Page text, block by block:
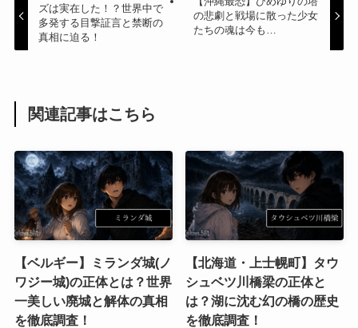
ズは実在した！？世界中で
多発する目撃証言と禁断の
真相に迫る！
の悲劇と戦場に散った少女
たちの魂は今も…
関連記事はこちら
【ベルギー】ミランダ城(ノ
ワジー城)の正体とは？世界
一美しい廃城と解体の真相
を徹底調査！
【北海道・上士幌町】タウ
シュベツ川橋梁の正体と
は？湖に沈む幻の橋の歴史
を徹底調査！